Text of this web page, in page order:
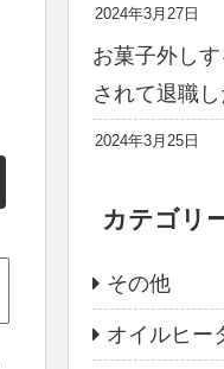
2024年3月27日
お菓子外し
されて退職
2024年3月25日
カテゴリ
その他
オイルヒー